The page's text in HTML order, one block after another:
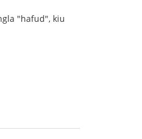
"hafud", kiu